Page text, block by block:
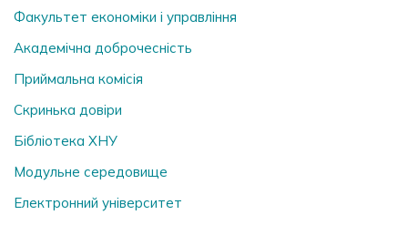
Факультет економіки і управління
Академічна доброчесність
Приймальна комісія
Скринька довiри
Бібліотека ХНУ
Модульне середовище
Електронний університет